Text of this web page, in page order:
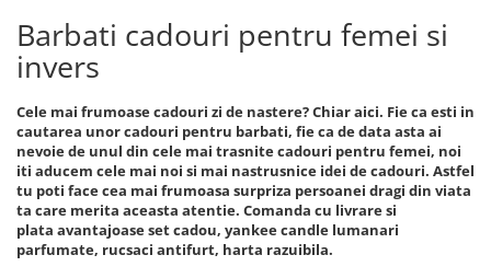
Barbati cadouri pentru femei si
invers
Cele mai frumoase cadouri zi de nastere? Chiar aici. Fie ca esti in
cautarea unor cadouri pentru barbati, fie ca de data asta ai
nevoie de unul din cele mai trasnite cadouri pentru femei, noi
iti aducem cele mai noi si mai nastrusnice idei de cadouri. Astfel
tu poti face cea mai frumoasa surpriza persoanei dragi din viata
ta care merita aceasta atentie. Comanda cu livrare si
plata avantajoase set cadou, yankee candle lumanari
parfumate, rucsaci antifurt, harta razuibila.